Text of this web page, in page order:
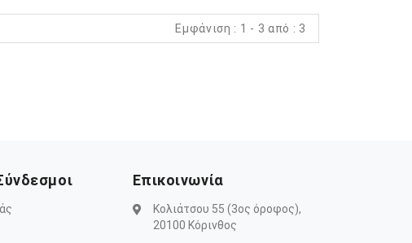
Εμφάνιση : 1 - 3 από : 3
Επικοινωνία
Κολιάτσου 55 (3ος όροφος),
20100 Κόρινθος